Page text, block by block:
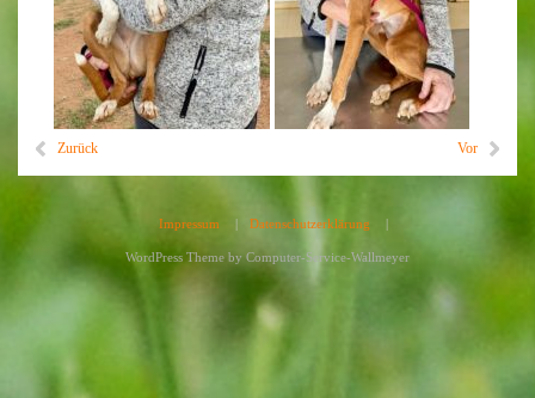
Zurück Vor
Impressum | Datenschutzerklärung |
WordPress Theme by Computer-Service-Wallmeyer